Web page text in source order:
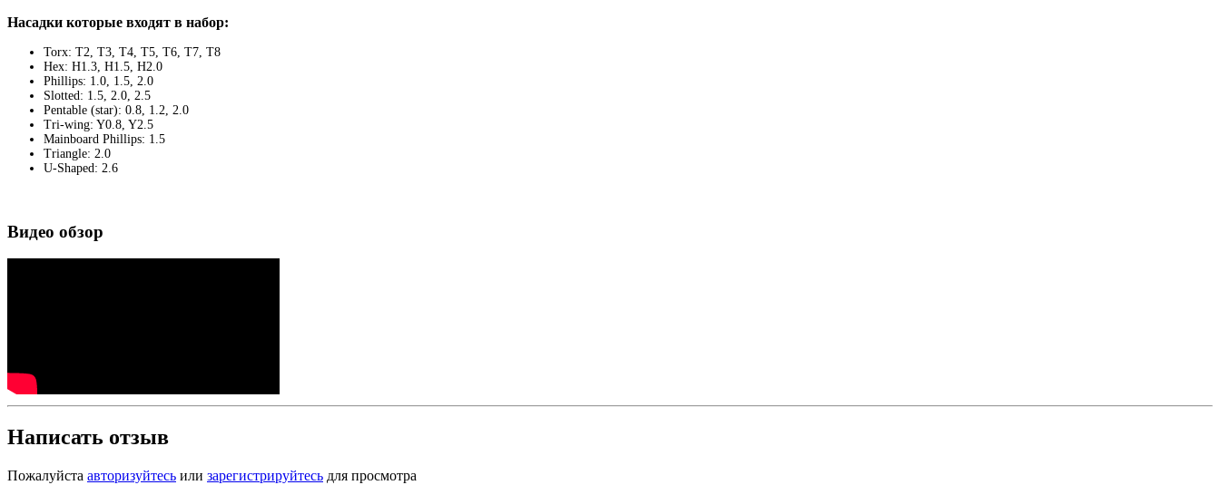
Насадки которые входят в набор:
Torx: T2, T3, T4, T5, T6, T7, T8
Нех: Н1.3, Н1.5, Н2.0
Phillips: 1.0, 1.5, 2.0
Slotted: 1.5, 2.0, 2.5
Pentable (star): 0.8, 1.2, 2.0
Tri-wing: Y0.8, Y2.5
Mainboard Phillips: 1.5
Triangle: 2.0
U-Shaped: 2.6
Видео обзор
Написать отзыв
Пожалуйста авторизуйтесь или зарегистрируйтесь для просмотра